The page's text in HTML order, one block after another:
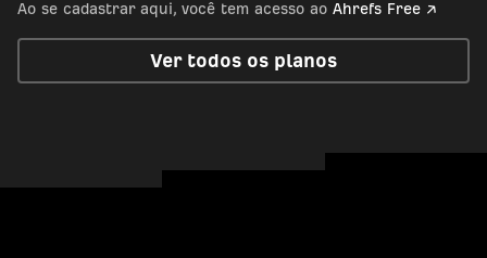
Ao se cadastrar aqui, você tem acesso ao Ahrefs Free ↗
Ver todos os planos